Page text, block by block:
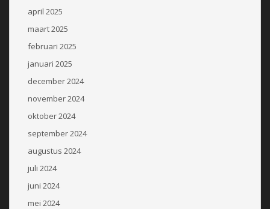
april 2025
maart 2025
februari 2025
januari 2025
december 2024
november 2024
oktober 2024
september 2024
augustus 2024
juli 2024
juni 2024
mei 2024